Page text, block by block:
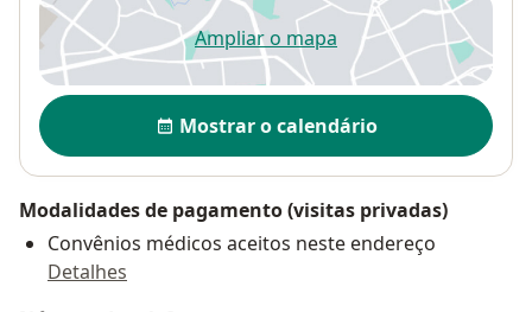
Ampliar o mapaabre num novo separador
Disponibilidade
Mostrar o calendário
Modalidades de pagamento (visitas privadas)
Convênios médicos aceitos neste endereço
Detalhes